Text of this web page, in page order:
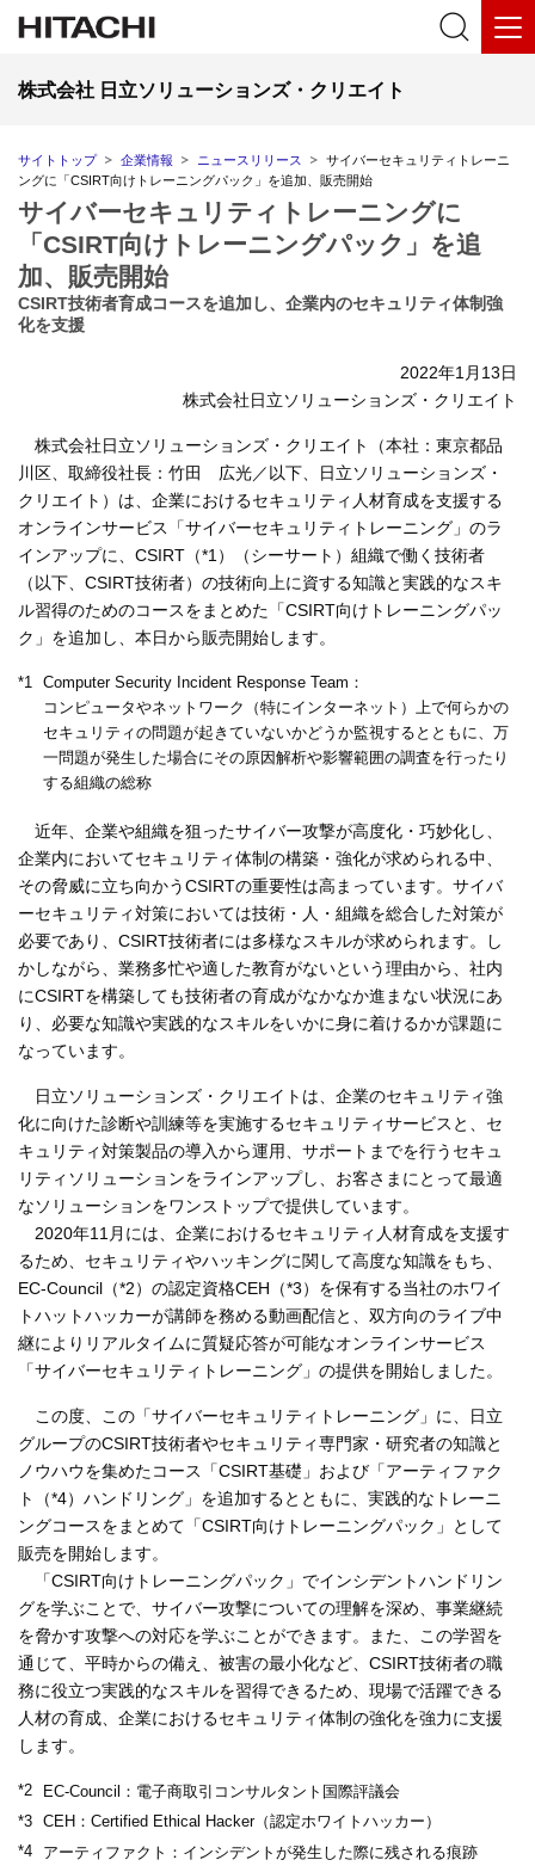
株式会社 日立ソリューションズ・クリエイト
サイトトップ 企業情報 ニュースリリース
サイバーセキュリティトレーニ
ングに「CSIRT向けトレーニングパック」を追加、販売開始
サイバーセキュリティトレーニングに
「CSIRT向けトレーニングパック」を追
加、販売開始
CSIRT技術者育成コースを追加し、企業内のセキュリティ体制強
化を支援
2022年1月13日
株式会社日立ソリューションズ・クリエイト
株式会社日立ソリューションズ・クリエイト（本社：東京都品
川区、取締役社長：竹田 広光／以下、日立ソリューションズ・
クリエイト）は、企業におけるセキュリティ人材育成を支援する
オンラインサービス「サイバーセキュリティトレーニング」のラ
インアップに、CSIRT（*1）（シーサート）組織で働く技術者
（以下、CSIRT技術者）の技術向上に資する知識と実践的なスキ
ル習得のためのコースをまとめた「CSIRT向けトレーニングパッ
ク」を追加し、本日から販売開始します。
*1
Computer Security Incident Response Team：
コンピュータやネットワーク（特にインターネット）上で何らかの
セキュリティの問題が起きていないかどうか監視するとともに、万
一問題が発生した場合にその原因解析や影響範囲の調査を行ったり
する組織の総称
近年、企業や組織を狙ったサイバー攻撃が高度化・巧妙化し、
企業内においてセキュリティ体制の構築・強化が求められる中、
その脅威に立ち向かうCSIRTの重要性は高まっています。サイバ
ーセキュリティ対策においては技術・人・組織を総合した対策が
必要であり、CSIRT技術者には多様なスキルが求められます。し
かしながら、業務多忙や適した教育がないという理由から、社内
にCSIRTを構築しても技術者の育成がなかなか進まない状況にあ
り、必要な知識や実践的なスキルをいかに身に着けるかが課題に
なっています。
日立ソリューションズ・クリエイトは、企業のセキュリティ強
化に向けた診断や訓練等を実施するセキュリティサービスと、セ
キュリティ対策製品の導入から運用、サポートまでを行うセキュ
リティソリューションをラインアップし、お客さまにとって最適
なソリューションをワンストップで提供しています。
2020年11月には、企業におけるセキュリティ人材育成を支援す
るため、セキュリティやハッキングに関して高度な知識をもち、
EC-Council（*2）の認定資格CEH（*3）を保有する当社のホワイ
トハットハッカーが講師を務める動画配信と、双方向のライブ中
継によりリアルタイムに質疑応答が可能なオンラインサービス
「サイバーセキュリティトレーニング」の提供を開始しました。
この度、この「サイバーセキュリティトレーニング」に、日立
グループのCSIRT技術者やセキュリティ専門家・研究者の知識と
ノウハウを集めたコース「CSIRT基礎」および「アーティファク
ト（*4）ハンドリング」を追加するとともに、実践的なトレーニ
ングコースをまとめて「CSIRT向けトレーニングパック」として
販売を開始します。
「CSIRT向けトレーニングパック」でインシデントハンドリン
グを学ぶことで、サイバー攻撃についての理解を深め、事業継続
を脅かす攻撃への対応を学ぶことができます。また、この学習を
通じて、平時からの備え、被害の最小化など、CSIRT技術者の職
務に役立つ実践的なスキルを習得できるため、現場で活躍できる
人材の育成、企業におけるセキュリティ体制の強化を強力に支援
します。
*2
EC-Council：電子商取引コンサルタント国際評議会
*3
CEH：Certified Ethical Hacker（認定ホワイトハッカー）
*4
アーティファクト：インシデントが発生した際に残される痕跡